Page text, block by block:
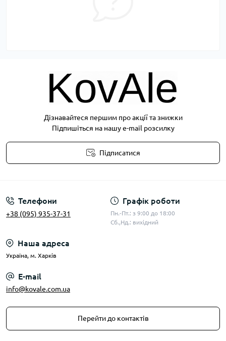
Дізнавайтеся першим про акції та знижки
Підпишіться на нашу e-mail розсилку
Підписатися
Телефони
+38 (095) 935-37-31
Графік роботи
Пн.-Пт.: з 9:00 до 18:00
Сб.,Нд.: вихідний
Наша адреса
Українa, м. Харків
E-mail
info@kovale.com.ua
Перейти до контактів